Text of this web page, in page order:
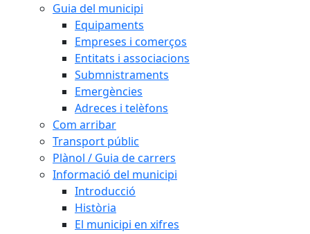
Guia del municipi
Equipaments
Empreses i comerços
Entitats i associacions
Submnistraments
Emergències
Adreces i telèfons
Com arribar
Transport públic
Plànol / Guia de carrers
Informació del municipi
Introducció
Història
El municipi en xifres